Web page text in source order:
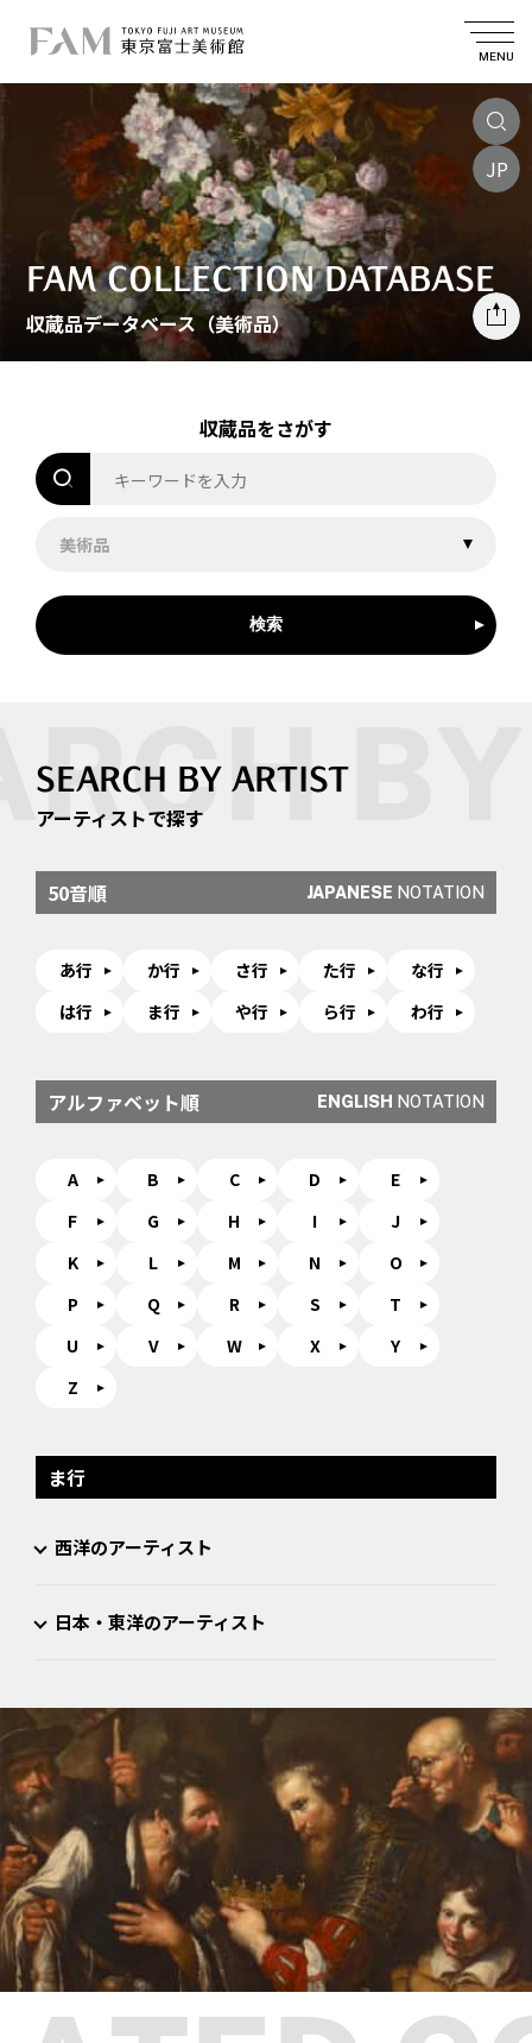
MENU
JP
FAM COLLECTION DATABASE
収蔵品データベース（美術品）
収蔵品をさがす
美術品
検索
SEARCH BY ARTIST
アーティストで探す
50音順 JAPANESE NOTATION
あ行 か行 さ行 た行
な行
は行
ま行 や行 ら行 わ行
アルファベット順 ENGLISH NOTATION
A B C D
E
F
G H I
J
K
L M N
O
P
Q R S
T
U
V W X
Y
Z
ま行
西洋のアーティスト
日本・東洋のアーティスト